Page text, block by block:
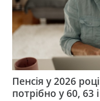
Пенсія у 2026
потрібно у 60, 63